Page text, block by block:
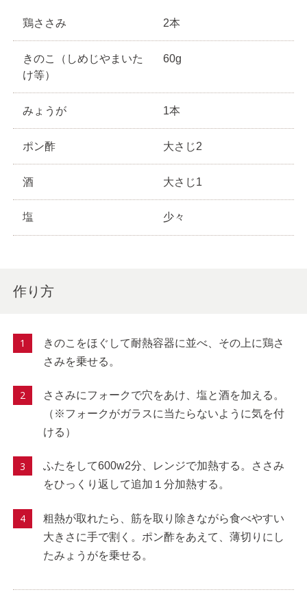
鶏ささみ 2本
きのこ（しめじやまいた
け等）
60g
みょうが 1本
ポン酢 大さじ2
酒 大さじ1
塩 少々
作り方
きのこをほぐして耐熱容器に並べ、その上に鶏さ
さみを乗せる。
ささみにフォークで穴をあけ、塩と酒を加える。
（※フォークがガラスに当たらないように気を付
ける）
ふたをして600w2分、レンジで加熱する。ささみ
をひっくり返して追加１分加熱する。
粗熱が取れたら、筋を取り除きながら食べやすい
大きさに手で割く。ポン酢をあえて、薄切りにし
たみょうがを乗せる。